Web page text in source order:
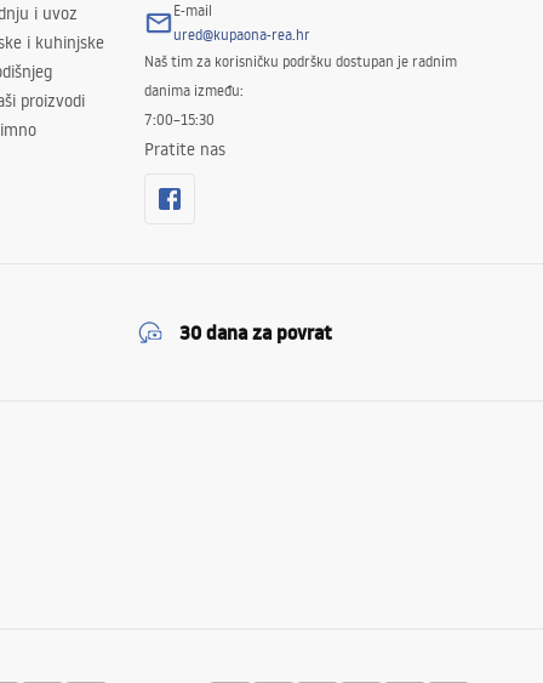
i uvoz
i kuhinjske
proizvodi
E-mail
ured@kupaona-rea.hr
Naš tim za korisničku podršku dostupan je radnim
danima između:
7:00–15:30
Pratite nas
30 dana za povrat